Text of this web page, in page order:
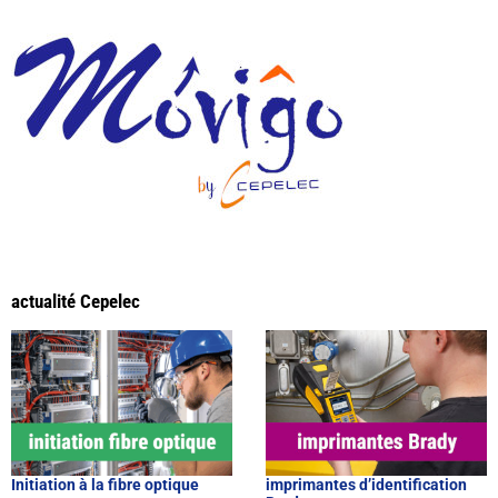
actualité Cepelec
Initiation à la fibre optique
imprimantes d’identification